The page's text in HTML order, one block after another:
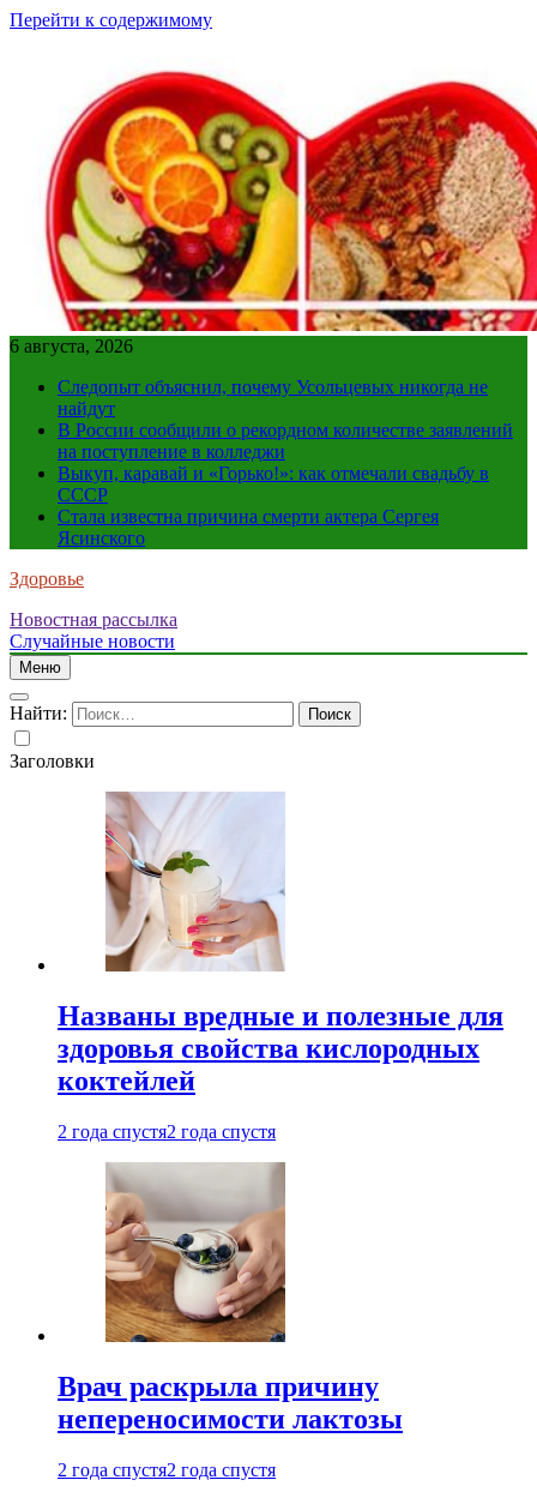
Перейти к содержимому
6 августа, 2026
Следопыт объяснил, почему Усольцевых никогда не
найдут
В России сообщили о рекордном количестве заявлений
на поступление в колледжи
Выкуп, каравай и «Горько!»: как отмечали свадьбу в
СССР
Стала известна причина смерти актера Сергея
Ясинского
Здоровье
Новостная рассылка
Случайные новости
Меню
Найти:
Заголовки
Названы вредные и полезные для
здоровья свойства кислородных
коктейлей
2 года спустя2 года спустя
Врач раскрыла причину
непереносимости лактозы
2 года спустя2 года спустя